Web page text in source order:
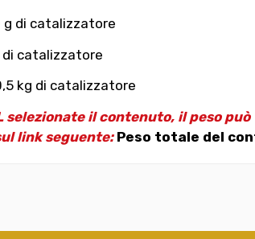
g di catalizzatore
di catalizzatore
kg di catalizzatore
il contenuto, il peso
link seguente: Peso totale del